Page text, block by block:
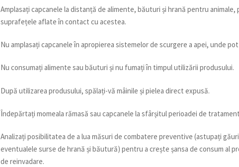
Amplasați capcanele la distanță de alimente, băuturi și hrană pentru animale,
suprafețele aflate în contact cu acestea.
Nu amplasați capcanele în apropierea sistemelor de scurgere a apei, unde
Nu consumați alimente sau băuturi și nu fumați în timpul utilizării produsului.
După utilizarea produsului, spălați-vă mâinile și pielea direct expusă.
Îndepărtați momeala rămasă sau capcanele la sfârșitul perioadei de
Analizați posibilitatea de a lua măsuri de combatere preventive (astupați
eventualele surse de hrană și băutură) pentru a crește șansa de consum al
de reinvadare.